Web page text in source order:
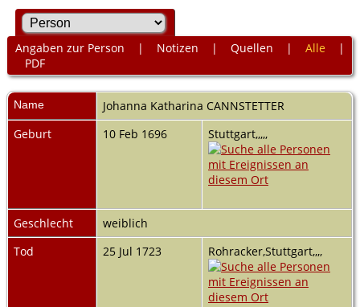
Angaben zur Person | Notizen | Quellen | Alle |
PDF
Name Johanna Katharina CANNSTETTER
Geburt
10 Feb 1696 Stuttgart,,,,,
Geschlecht
weiblich
Tod
25 Jul 1723 Rohracker,Stuttgart,,,,